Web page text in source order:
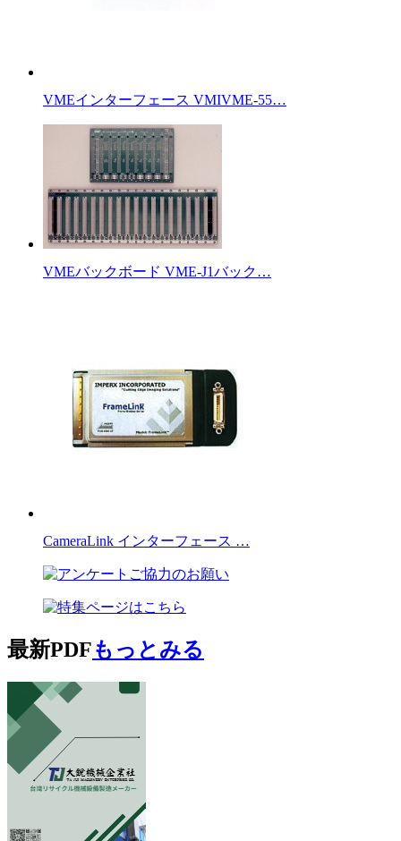
VMEインターフェース VMIVME-55…
VMEバックボード VME-J1バック…
CameraLink インターフェース …
最新PDFもっとみる